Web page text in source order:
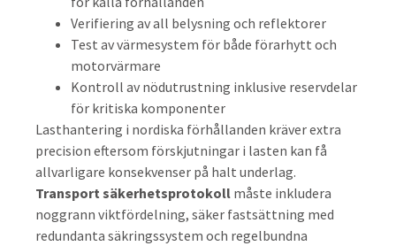
Verifiering av all belysning och reflektorer
Test av värmesystem för både förarhytt och
motorvärmare
Kontroll av nödutrustning inklusive reservdelar
för kritiska komponenter
Lasthantering i nordiska förhållanden kräver extra
precision eftersom förskjutningar i lasten kan få
allvarligare konsekvenser på halt underlag.
Transport säkerhetsprotokoll måste inkludera
noggrann viktfördelning, säker fastsättning med
redundanta säkringssystem och regelbundna